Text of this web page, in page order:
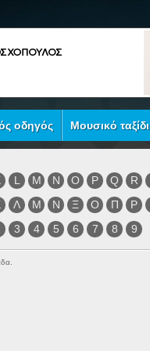
οδηγός Μουσικό ταξίδι
L M N O P Q R
Λ Μ Ν Ξ Ο Π Ρ
3 4 5 6 7 8 9